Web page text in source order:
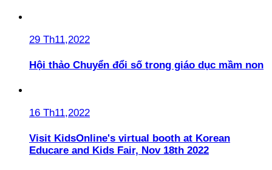
29 Th11,2022
Hội thảo Chuyển đổi số trong giáo dục mầm non
16 Th11,2022
Visit KidsOnline's virtual booth at Korean
Educare and Kids Fair, Nov 18th 2022